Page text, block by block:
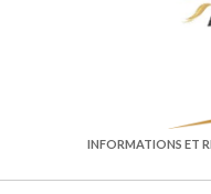
INFORMATIONS ET